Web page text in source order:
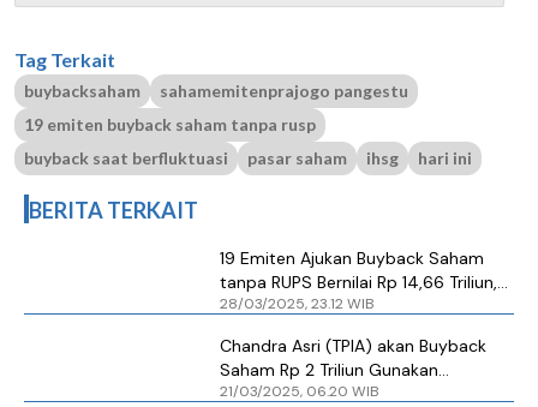
Tag Terkait
buybacksaham
sahamemitenprajogo pangestu
19 emiten buyback saham tanpa rusp
buyback saat berfluktuasi
pasar saham ihsg hari ini
BERITA TERKAIT
19 Emiten Ajukan Buyback Saham
tanpa RUPS Bernilai Rp 14,66 Triliun,
Terbesar Emiten Konglomerasi Ini
28/03/2025, 23.12 WIB
Chandra Asri (TPIA) akan Buyback
Saham Rp 2 Triliun Gunakan
Kebijakan OJK Buyback Tanpa RUPS
21/03/2025, 06.20 WIB